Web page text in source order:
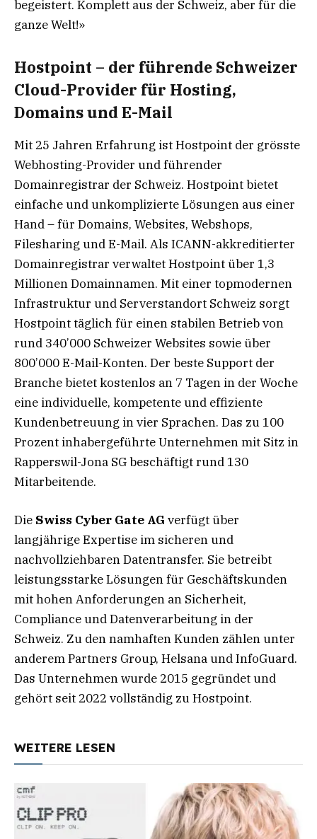
begeistert. Komplett aus der Schweiz, aber für die
ganze Welt!»
Hostpoint – der führende Schweizer
Cloud-Provider für Hosting,
Domains und E-Mail
Mit 25 Jahren Erfahrung ist Hostpoint der grösste
Webhosting-Provider und führender
Domainregistrar der Schweiz. Hostpoint bietet
einfache und unkomplizierte Lösungen aus einer
Hand – für Domains, Websites, Webshops,
Filesharing und E-Mail. Als ICANN-akkreditierter
Domainregistrar verwaltet Hostpoint über 1,3
Millionen Domainnamen. Mit einer topmodernen
Infrastruktur und Serverstandort Schweiz sorgt
Hostpoint täglich für einen stabilen Betrieb von
rund 340’000 Schweizer Websites sowie über
800’000 E-Mail-Konten. Der beste Support der
Branche bietet kostenlos an 7 Tagen in der Woche
eine individuelle, kompetente und effiziente
Kundenbetreuung in vier Sprachen. Das zu 100
Prozent inhabergeführte Unternehmen mit Sitz in
Rapperswil-Jona SG beschäftigt rund 130
Mitarbeitende.
Die Swiss Cyber Gate AG verfügt über
langjährige Expertise im sicheren und
nachvollziehbaren Datentransfer. Sie betreibt
leistungsstarke Lösungen für Geschäftskunden
mit hohen Anforderungen an Sicherheit,
Compliance und Datenverarbeitung in der
Schweiz. Zu den namhaften Kunden zählen unter
anderem Partners Group, Helsana und InfoGuard.
Das Unternehmen wurde 2015 gegründet und
gehört seit 2022 vollständig zu Hostpoint.
WEITERE LESEN